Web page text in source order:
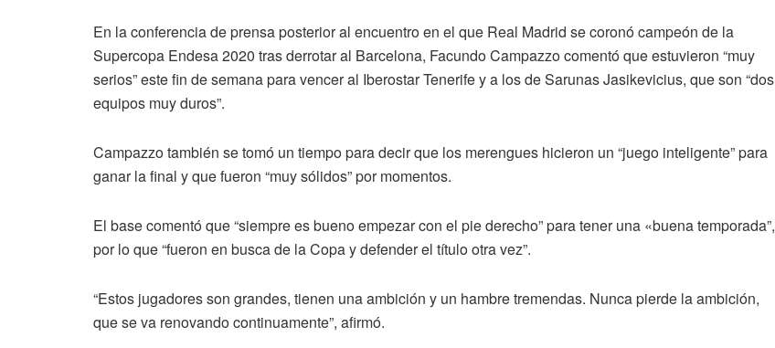
En la conferencia de prensa posterior al encuentro en el que Real Madrid se coronó campeón de la
Supercopa Endesa 2020 tras derrotar al Barcelona, Facundo Campazzo comentó que estuvieron “muy
serios” este fin de semana para vencer al Iberostar Tenerife y a los de Sarunas Jasikevicius, que son “dos
equipos muy duros”.
Campazzo también se tomó un tiempo para decir que los merengues hicieron un “juego inteligente” para
ganar la final y que fueron “muy sólidos” por momentos.
El base comentó que “siempre es bueno empezar con el pie derecho” para tener una «buena temporada”,
por lo que “fueron en busca de la Copa y defender el título otra vez”.
“Estos jugadores son grandes, tienen una ambición y un hambre tremendas. Nunca pierde la ambición,
que se va renovando continuamente”, afirmó.